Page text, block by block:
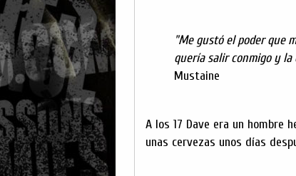
"Me gustó el poder que
quería salir conmigo y la
Mustaine
A los 17 Dave era un hombre
unas cervezas unos días